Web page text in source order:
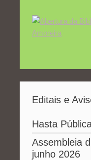
Editais e
Hasta
Assembleia
junho 2026